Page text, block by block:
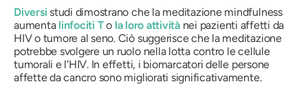
Diversi studi dimostrano che la meditazione mindfulness
aumenta linfociti To la loro attivitànei pazienti affetti da
HIV o tumore al seno. Ciò suggerisce che la meditazione
potrebbe svolgere un ruolo nella lotta contro le cellule
tumorali e l'HIV. In effetti, i biomarcatori delle persone
affette da cancro sono migliorati significativamente.